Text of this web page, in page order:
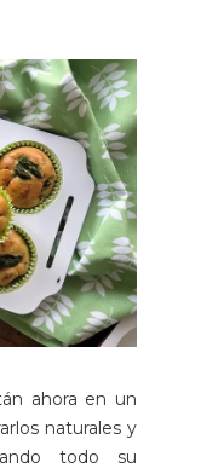
ahora en un
naturales y
todo su